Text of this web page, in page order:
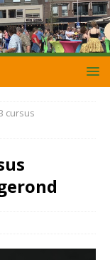
cursus